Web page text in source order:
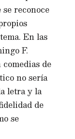
reconoce
En las
F.
de
no sería
letra y la
de
se